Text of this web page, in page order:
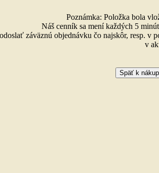
Poznámka: Položka bola
Náš cenník sa mení každých 5
záväznú objednávku čo najskôr, resp. v
v